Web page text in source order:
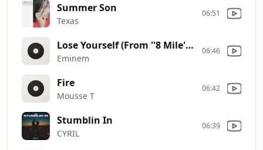
Summer Son
Texas
06:51
Lose Yourself (From ''8 Mile'' Soundtrack)
Eminem
06:46
Fire
Mousse T
06:42
Stumblin In
CYRIL
06:39